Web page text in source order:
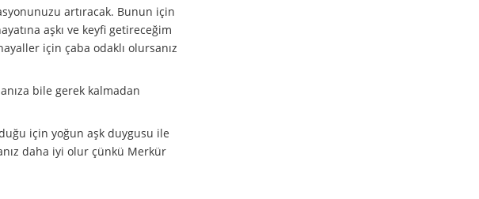
artıracak. Bunun için
aşkı ve keyfi getireceğim
için çaba odaklı olursanız
bile gerek kalmadan
için yoğun aşk duygusu ile
daha iyi olur çünkü Merkür